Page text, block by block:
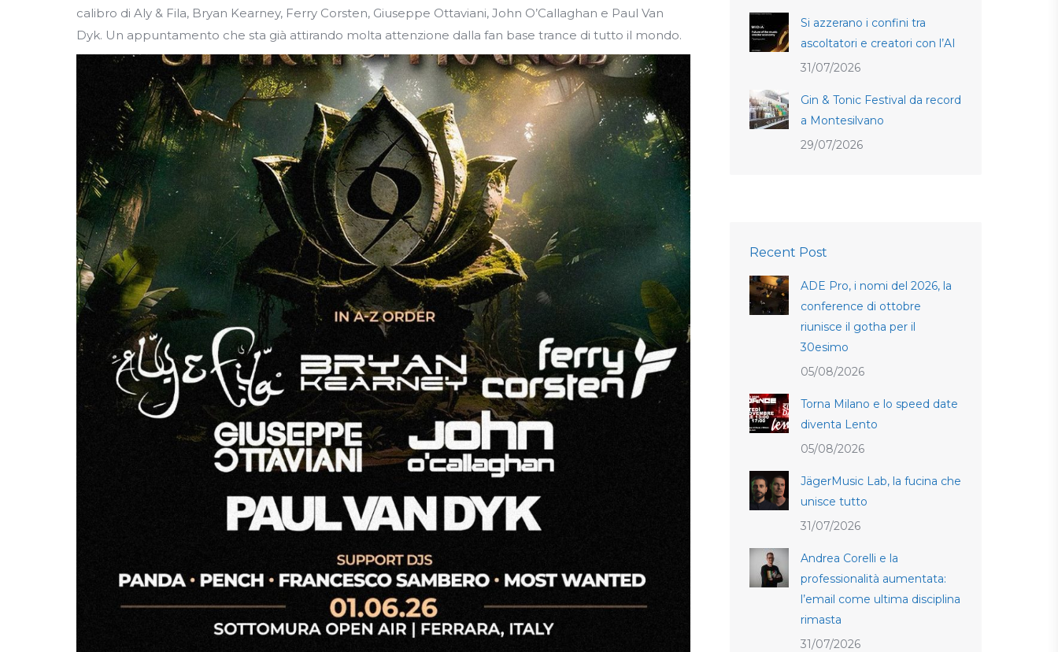
calibro di Aly & Fila, Bryan Kearney, Ferry Corsten, Giuseppe Ottaviani, John O’Callaghan e Paul Van
Dyk. Un appuntamento che sta già attirando molta attenzione dalla fan base trance di tutto il mondo.
Si azzerano i confini tra
ascoltatori e creatori con l’AI
31/07/2026
Gin & Tonic Festival da record
a Montesilvano
29/07/2026
Recent Post
ADE Pro, i nomi del 2026, la
conference di ottobre
riunisce il gotha per il
30esimo
05/08/2026
Torna Milano e lo speed date
diventa Lento
05/08/2026
JägerMusic Lab, la fucina che
unisce tutto
31/07/2026
Andrea Corelli e la
professionalità aumentata:
l’email come ultima disciplina
rimasta
31/07/2026